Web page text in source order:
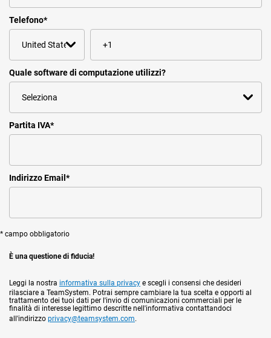
Telefono*
Quale software di computazione utilizzi?
Partita IVA*
Indirizzo Email *
* campo obbligatorio
È una questione di fiducia!
Leggi la nostra informativa sulla privacy e scegli i consensi che desideri
rilasciare a TeamSystem. Potrai sempre cambiare la tua scelta e opporti al
trattamento dei tuoi dati per l'invio di comunicazioni commerciali per le
finalità di interesse legittimo descritte nell'informativa contattandoci
all'indirizzo privacy@teamsystem.com.